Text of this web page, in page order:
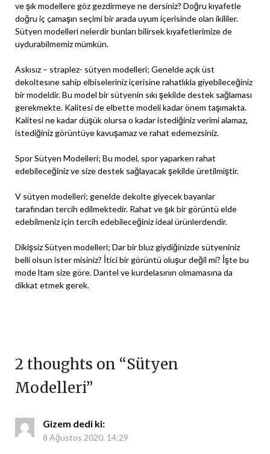
ve şık modellere göz gezdirmeye ne dersiniz? Doğru kıyafetle
doğru iç çamaşırı seçimi bir arada uyum içerisinde olan ikililer.
Sütyen modelleri nelerdir bunları bilirsek kıyafetlerimize de
uydurabilmemiz mümkün.
Askısız – straplez- sütyen modelleri; Genelde açık üst
dekoltesıne sahip elbiseleriniz içerisine rahatlıkla giyebileceğiniz
bir modeldir. Bu model bir sütyenin sıkı şekilde destek sağlaması
gerekmekte. Kalitesi de elbette modeli kadar önem taşımakta.
Kalitesi ne kadar düşük olursa o kadar istediğiniz verimi alamaz,
istediğiniz görüntüye kavuşamaz ve rahat edemezsiniz.
Spor Sütyen Modelleri; Bu model, spor yaparken rahat
edebileceğiniz ve size destek sağlayacak şekilde üretilmiştir.
V sütyen modelleri; genelde dekolte giyecek bayanlar
tarafından tercih edilmektedir. Rahat ve şık bir görüntü elde
edebilmeniz için tercih edebileceğiniz ideal ürünlerdendir.
Dikişsiz Sütyen modelleri; Dar bir bluz giydiğinizde sütyeniniz
belli olsun ister misiniz? İtici bir görüntü oluşur değil mi? İşte bu
mode ltam size göre. Dantel ve kurdelasının olmamasına da
dikkat etmek gerek.
2 thoughts on “Sütyen
Modelleri”
Gizem dedi ki:
8 Ağustos 2020, 14:29